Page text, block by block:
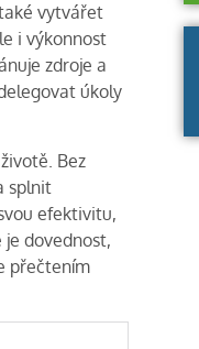
vytvářet
i výkonnost
zdroje a
úkoly
Bez
splnit
efektivitu,
dovednost,
přečtením